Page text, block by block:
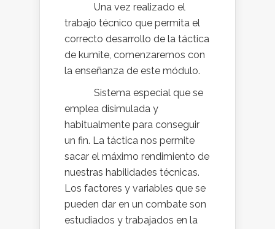
Una vez realizado el
trabajo técnico que permita el
correcto desarrollo de la táctica
de kumite, comenzaremos con
la enseñanza de este módulo.
Sistema especial que se
emplea disimulada y
habitualmente para conseguir
un fin. La táctica nos permite
sacar el máximo rendimiento de
nuestras habilidades técnicas.
Los factores y variables que se
pueden dar en un combate son
estudiados y trabajados en la